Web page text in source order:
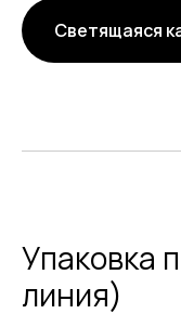
Светящаяся
Упаковка
линия)